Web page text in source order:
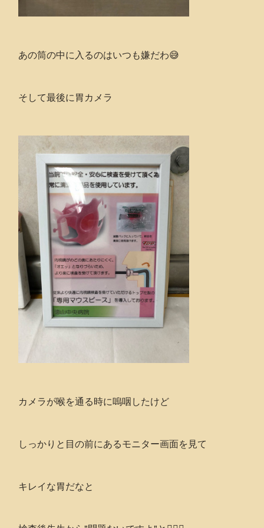
あの筒の中に入るのはいつも嫌だわ😅
そして最後に胃カメラ
カメラが喉を通る時に嗚咽したけど
しっかりと目の前にあるモニター画面を見て
キレイな胃だなと